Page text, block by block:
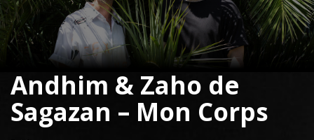
Andhim & Zaho de
Sagazan – Mon Corps